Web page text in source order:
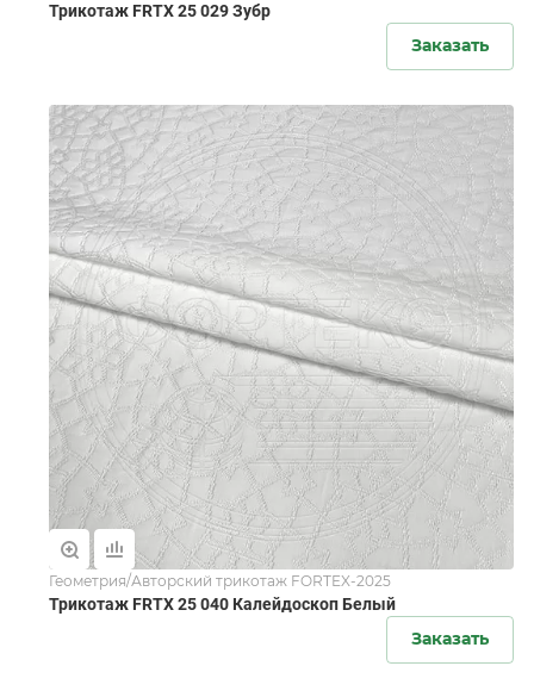
Трикотаж FRTX 25 029 Зубр
Заказать
Геометрия/Авторский трикотаж FORTEX-2025
Трикотаж FRTX 25 040 Калейдоскоп Белый
Заказать